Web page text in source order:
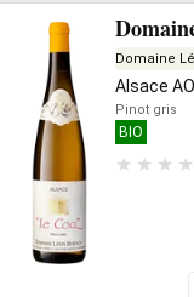
Domaine
Alsace
Pinot gris
BIO